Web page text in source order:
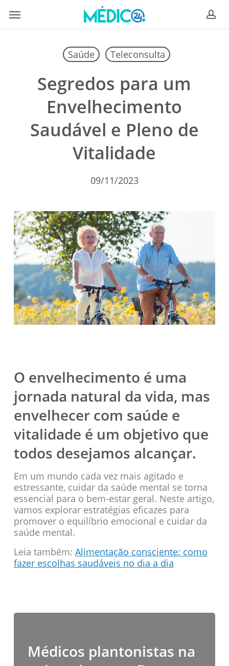
Menu
Saúde Teleconsulta
Segredos para um
Envelhecimento
Saudável e Pleno de
Vitalidade
09/11/2023
O envelhecimento é uma
jornada natural da vida, mas
envelhecer com saúde e
vitalidade é um objetivo que
todos desejamos alcançar.
Em um mundo cada vez mais agitado e
estressante, cuidar da saúde mental se torna
essencial para o bem-estar geral. Neste artigo,
vamos explorar estratégias eficazes para
promover o equilíbrio emocional e cuidar da
saúde mental.
Leia também: Alimentação consciente: como
fazer escolhas saudáveis no dia a dia
Médicos plantonistas na